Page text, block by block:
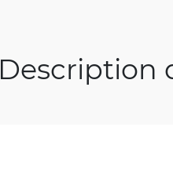
Description